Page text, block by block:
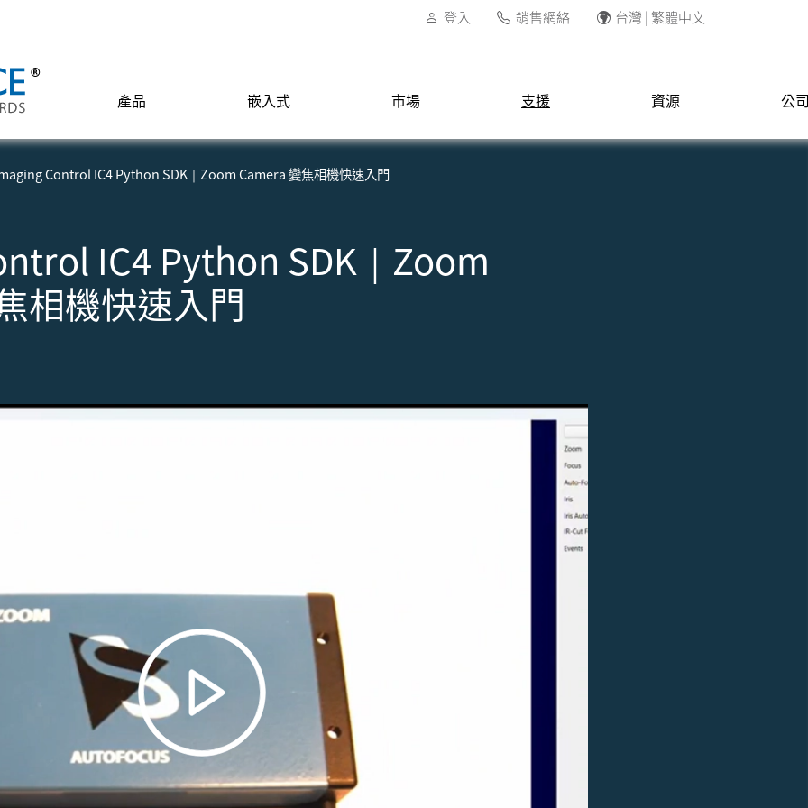
登入 銷售網絡 台灣 | 繁體中文
產品 嵌入式 市場 支援 資源 公
Control IC4 Python SDK｜Zoom Camera 變焦相機快速入門
IC4 Python SDK｜Zoom
相機快速入門